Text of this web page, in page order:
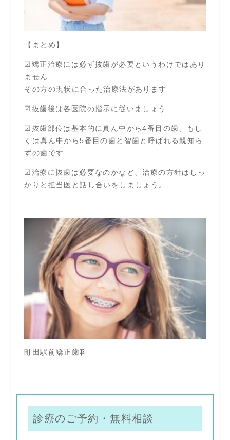
【まとめ】
☑矯正治療には必ず抜歯が必要というわけではあり
ません
その方の現状に合った治療法があります
☑抜歯後は各医院の指示に従いましょう
☑抜歯部位は基本的に真ん中から4番目の歯、もし
くは真ん中から5番目の歯と智歯と呼ばれる親知ら
ずの歯です
☑治療に抜歯は必要なのかなど、治療の方針はしっ
かりと担当医と話し合いをしましょう。
町田駅前矯正歯科
診療のご予約・無料相談